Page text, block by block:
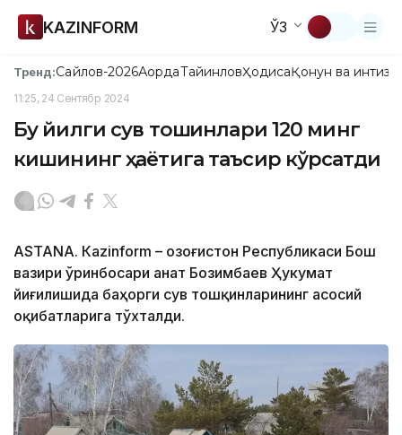
KAZINFORM ЎЗ
Тренд:Сайлов-2026АқордаТайинловҲодисаҚонун ва
11:25, 24 Сентябр 2024
Бу йилги сув тошқинлари 120 минг
кишининг ҳаётига таъсир кўрсатди
ASTANА. Кazinform – Қозоғистон Республикаси Бош
вазири ўринбосари Қанат Бозимбаев Ҳукумат
йиғилишида баҳорги сув тошқинларининг асосий
оқибатларига тўхталди.